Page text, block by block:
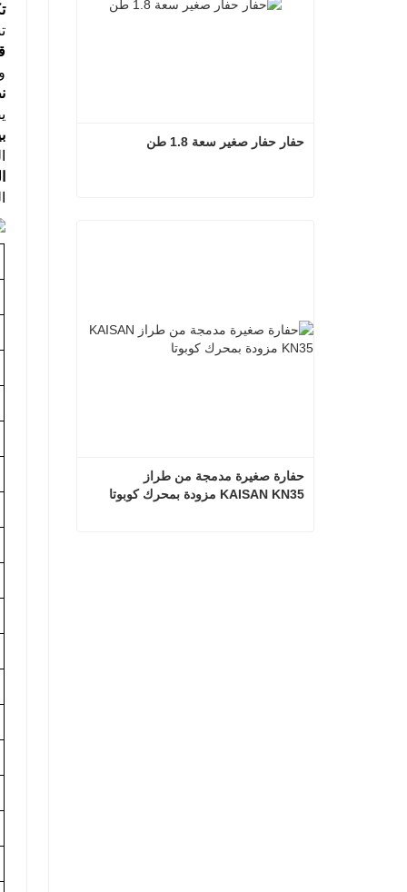
حفار حفار صغير سعة 1.8 طن
KAISAN KN35 مزودة بمحرك كوبوتا